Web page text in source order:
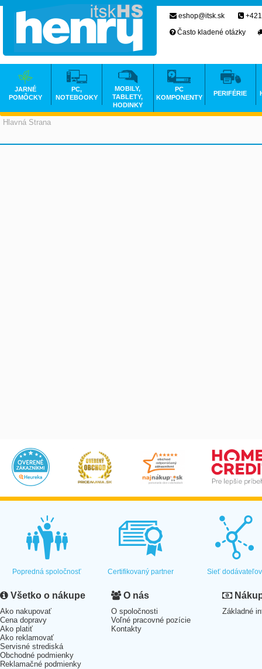
Hlavná Strana
eshop@itsk.sk
Často kladené otázky
JARNÉ
POMÔCKY
PC,
NOTEBOOKY
MOBILY,
TABLETY,
HODINKY
PC
KOMPONENTY
PERIFÉRIE
Popredná spoločnosť Certifikovaný partner Sieť dodávateľov
Všetko o nákupe
Ako nakupovať
Cena dopravy
Ako platiť
Ako reklamovať
Servisné strediská
Obchodné podmienky
Reklamačné podmienky
O nás
O spoločnosti
Voľné pracovné pozície
Kontakty
Základné